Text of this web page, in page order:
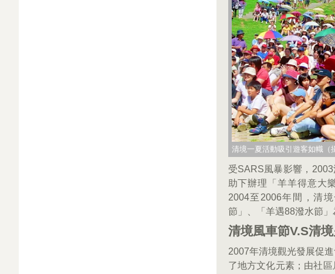
清境一夏活動吸引遊客如幟（
受SARS風暴影響，
助下辦理「羊羊得意大
2004至2006年間，清
節」、「羊遇88潑水節」
清境風車節V.S清
2007年清境觀光發展促
了地方文化元素；由社